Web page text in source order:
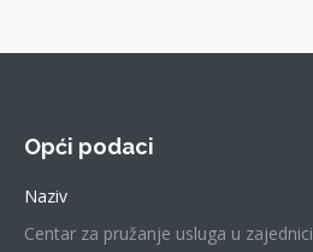
Opći podaci
Naziv
Centar za pružanje usluga u